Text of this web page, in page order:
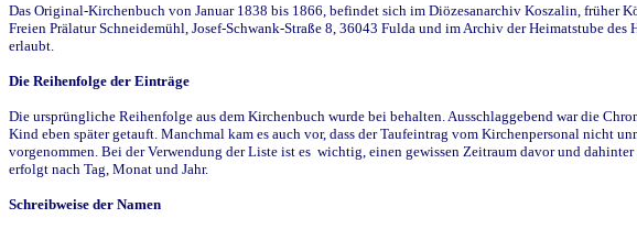
Das Original-Kirchenbuch von Januar 1838 bis 1866, befindet sich im Diözesanarchiv Koszalin, früher
Freien Prälatur Schneidemühl, Josef-Schwank-Straße 8, 36043 Fulda und im Archiv der Heimatstube
erlaubt.
Die Reihenfolge der Einträge
Die ursprüngliche Reihenfolge aus dem Kirchenbuch wurde bei behalten. Ausschlaggebend war die
Kind eben später getauft. Manchmal kam es auch vor, dass der Taufeintrag vom Kirchenpersonal nicht
vorgenommen. Bei der Verwendung der Liste ist es wichtig, einen gewissen Zeitraum davor und
erfolgt nach Tag, Monat und Jahr.
Schreibweise der Namen